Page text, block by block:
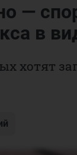
—
в
хотят